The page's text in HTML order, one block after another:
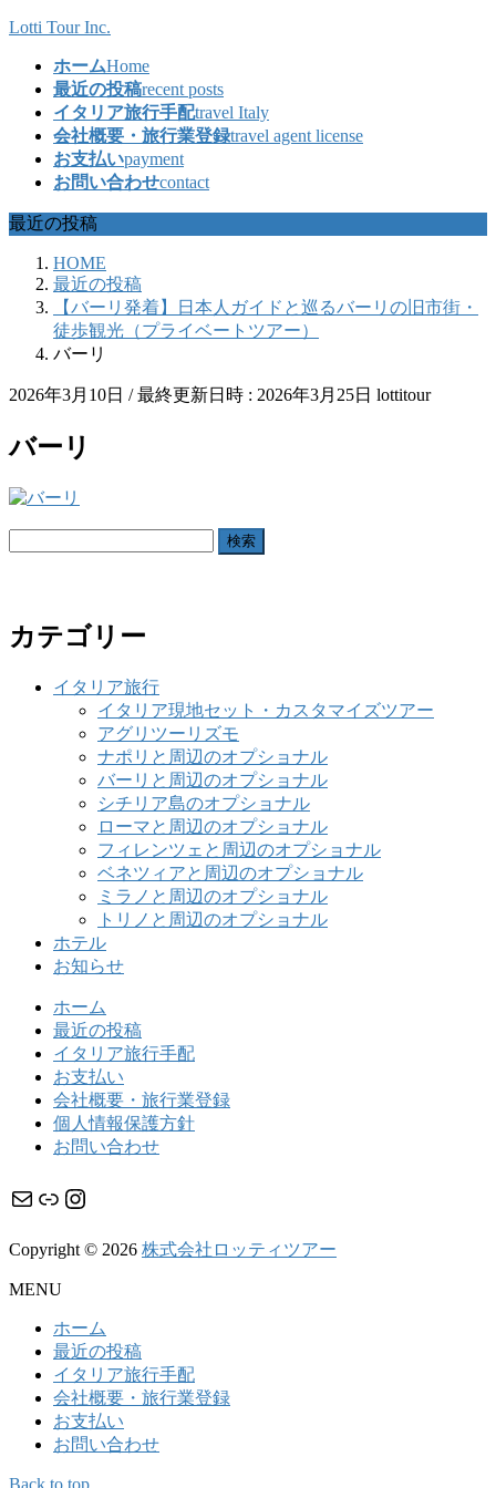
コ
ッ
プ
ナ
移
動
Lotti Tour Inc.
ホームHome
最近の投稿recent posts
イタリア旅行手配travel Italy
会社概要・旅行業登録travel agent license
お支払いpayment
お問い合わせcontact
最近の投稿
HOME
最近の投稿
【バーリ発着】日本人ガイドと巡るバーリの旧市街・
徒歩観光（プライベートツアー）
バーリ
2026年3月10日 / 最終更新日時 : 2026年3月25日 lottitour
バーリ
カテゴリー
イタリア旅行
イタリア現地セット・カスタマイズツアー
アグリツーリズモ
ナポリと周辺のオプショナル
バーリと周辺のオプショナル
シチリア島のオプショナル
ローマと周辺のオプショナル
フィレンツェと周辺のオプショナル
ベネツィアと周辺のオプショナル
ミラノと周辺のオプショナル
トリノと周辺のオプショナル
ホテル
お知らせ
ホーム
最近の投稿
イタリア旅行手配
お支払い
会社概要・旅行業登録
個人情報保護方針
お問い合わせ
メール リンク Instagram
Copyright © 2026 株式会社ロッティツアー
MENU
ホーム
最近の投稿
イタリア旅行手配
会社概要・旅行業登録
お支払い
お問い合わせ
Back to top